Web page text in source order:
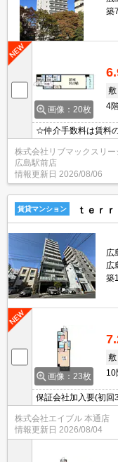
築
画像：20枚
敷
4
☆仲介手数料は賃料
無料☆不在時にうれ
室乾燥機や温水洗浄
ステムキッチン☆近
株式会社リブマックスリー
広島駅前店
情報更新日 2026/08/06
賃貸マンション ｔｅｒ
広
広
築
画像：23枚
敷
10
保証会社加入要(初回
焚き機能付バス。宅
株式会社エイブル 本通店
情報更新日 2026/08/04